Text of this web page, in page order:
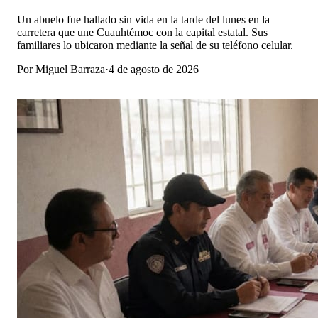
Un abuelo fue hallado sin vida en la tarde del lunes en la
carretera que une Cuauhtémoc con la capital estatal. Sus
familiares lo ubicaron mediante la señal de su teléfono celular.
PorMiguel Barraza·4 de agosto de 2026